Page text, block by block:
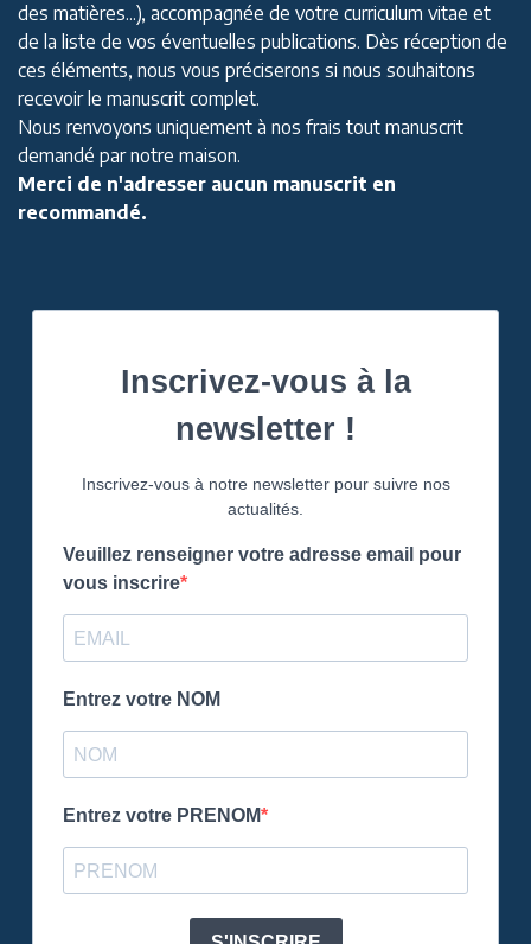
des matières...), accompagnée de votre curriculum vitae et
de la liste de vos éventuelles publications. Dès réception de
ces éléments, nous vous préciserons si nous souhaitons
recevoir le manuscrit complet.
Nous renvoyons uniquement à nos frais tout manuscrit
demandé par notre maison.
Merci de n'adresser aucun manuscrit en
recommandé.
Inscrivez-vous à la
newsletter !
Inscrivez-vous à notre newsletter pour suivre nos
actualités.
Veuillez renseigner votre adresse email pour
vous inscrire
Entrez votre NOM
Entrez votre PRENOM